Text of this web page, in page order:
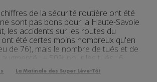
de la sécurité routière ont été
sont pas bons pour la Haute-Savoie
les accidents sur les routes du
été certes moins nombreux qu'en
de 76), mais le nombre de tués et de
: + 50% pour les tués : 6
perdu la vie en août en Haute-Savoie
pour les blessés hospitalisés :...
La Matinale des Super Lève-Tôt